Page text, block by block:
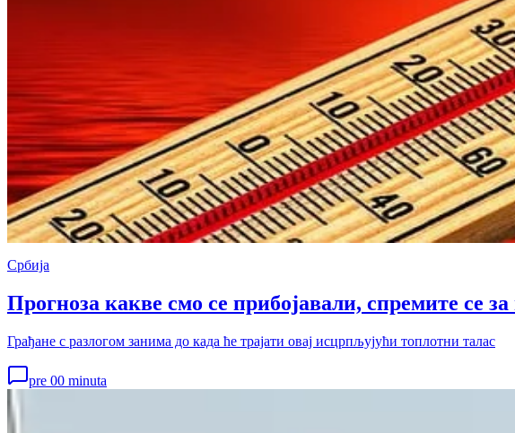
Србија
Прогноза какве смо се прибојавали, спремите се
Грађане с разлогом занима до када ће трајати овај исцрпљујући топлотни талас
pre 00 minuta